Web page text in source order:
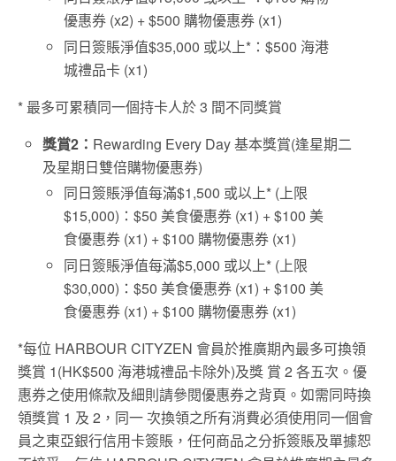
優惠券 (x2) + $500 購物優惠券 (x1)
同日簽賬淨值$35,000 或以上*：$500 海港
城禮品卡 (x1)
* 最多可累積同一個持卡人於 3 間不同獎賞
獎賞2： Rewarding Every Day 基本獎賞(逢星期二
及星期日雙倍購物優惠券)
同日簽賬淨值每滿$1,500 或以上* (上限
$15,000)：$50 美食優惠券 (x1) + $100 美
食優惠券 (x1) + $100 購物優惠券 (x1)
同日簽賬淨值每滿$5,000 或以上* (上限
$30,000)：$50 美食優惠券 (x1) + $100 美
食優惠券 (x1) + $100 購物優惠券 (x1)
*每位 HARBOUR CITYZEN 會員於推廣期內最多可換領
獎賞 1(HK$500 海港城禮品卡除外)及獎 賞 2 各五次。優
惠券之使用條款及細則請參閱優惠券之背頁。如需同時換
領獎賞 1 及 2，同一 次換領之所有消費必須使用同一個會
員之東亞銀行信用卡簽賬，任何商品之分拆簽賬及單據恕